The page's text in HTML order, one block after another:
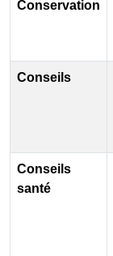
Conservation
Conseils
Conseils
santé